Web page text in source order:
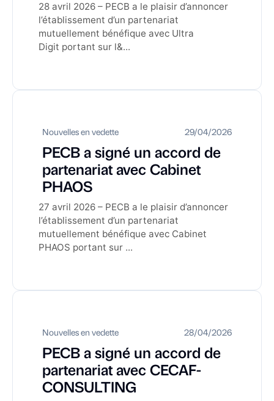
28 avril 2026 – PECB a le plaisir d’annoncer
l’établissement d’un partenariat
mutuellement bénéfique avec Ultra
Digit portant sur l&...
Nouvelles en vedette 29/04/2026
PECB a signé un accord de
partenariat avec Cabinet
PHAOS
27 avril 2026 – PECB a le plaisir d’annoncer
l’établissement d’un partenariat
mutuellement bénéfique avec Cabinet
PHAOS portant sur ...
Nouvelles en vedette 28/04/2026
PECB a signé un accord de
partenariat avec CECAF-
CONSULTING